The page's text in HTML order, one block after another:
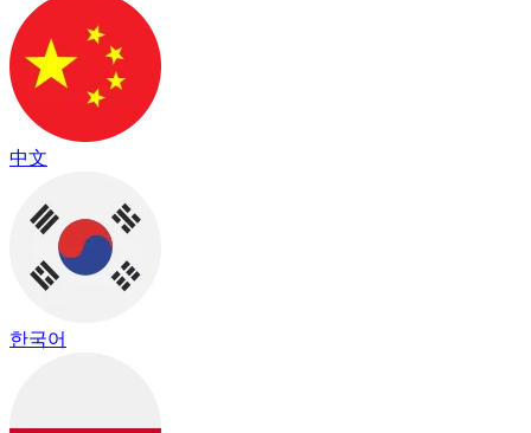
中文
한국어